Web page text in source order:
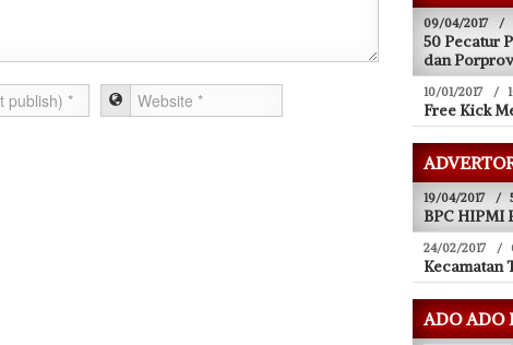
09/04/2017 /
50 Pecatur
dan Porprov
10/01/2017 /
Free Kick
19/04/2017 /
BPC HIPMI
24/02/2017 /
Kecamatan
ADO ADO